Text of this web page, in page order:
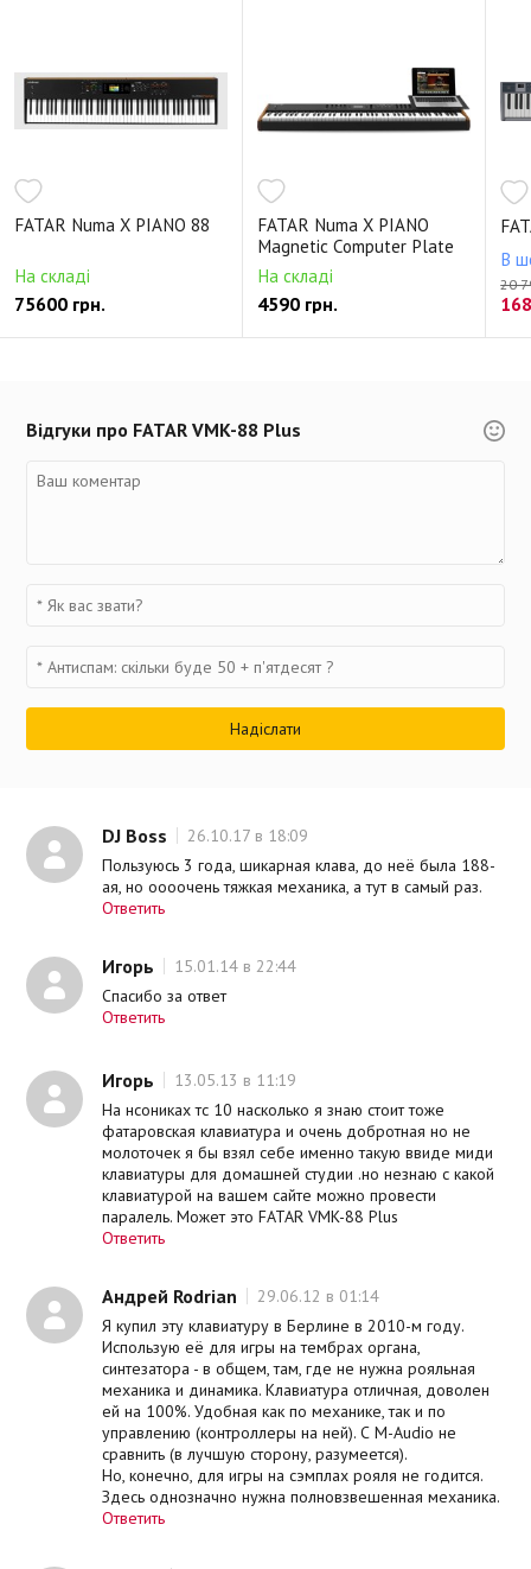
FATAR Numa X PIANO 88
На складі
75600 грн.
FATAR Numa X PIANO
Magnetic Computer Plate
На складі
4590 грн.
В
20
Відгуки про FATAR VMK-88 Plus
DJ Boss
26.10.17 в 18:09
Пользуюсь 3 года, шикарная клава, до неё была 188-
ая, но оооочень тяжкая механика, а тут в самый раз.
Ответить
Игорь
15.01.14 в 22:44
Спасибо за ответ
Ответить
Игорь
13.05.13 в 11:19
На нсониках тс 10 насколько я знаю стоит тоже
фатаровская клавиатура и очень добротная но не
молоточек я бы взял себе именно такую ввиде миди
клавиатуры для домашней студии .но незнаю с какой
клавиатурой на вашем сайте можно провести
паралель. Может это FATAR VMK-88 Plus
Ответить
Андрей Rodrian
29.06.12 в 01:14
Я купил эту клавиатуру в Берлине в 2010-м году.
Использую её для игры на тембрах органа,
синтезатора - в общем, там, где не нужна рояльная
механика и динамика. Клавиатура отличная, доволен
ей на 100%. Удобная как по механике, так и по
управлению (контроллеры на ней). С M-Audio не
сравнить (в лучшую сторону, разумеется).
Но, конечно, для игры на сэмплах рояля не годится.
Здесь однозначно нужна полновзвешенная механика.
Ответить